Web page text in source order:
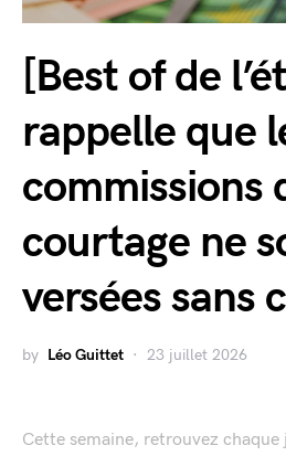
[Best of de
rappelle que
commissions
courtage ne
versées sans
by Léo Guittet 23 juillet 2026
Cette semaine, retrouvez chaque